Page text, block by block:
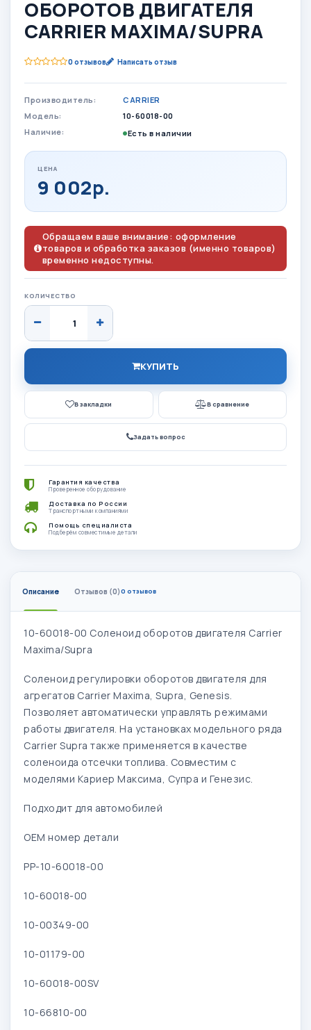
ОБОРОТОВ ДВИГАТЕЛЯ
CARRIER MAXIMA/SUPRA
0 отзывов Написать отзыв
Производитель:
CARRIER
Модель:
10-60018-00
Наличие:
Есть в наличии
ЦЕНА
9 002р.
Обращаем ваше внимание: оформление
товаров и обработка заказов (именно товаров)
временно недоступны.
КОЛИЧЕСТВО
КУПИТЬ
В закладки В сравнение
Задать вопрос
Гарантия качества
Проверенное оборудование
Доставка по России
Транспортными компаниями
Помощь специалиста
Подберём совместимые детали
Описание Отзывов (0)0 отзывов
10-60018-00 Соленоид оборотов двигателя Carrier
Maxima/Supra
Соленоид регулировки оборотов двигателя для
агрегатов Carrier Maxima, Supra, Genesis.
Позволяет автоматически управлять режимами
работы двигателя. На установках модельного ряда
Carrier Supra также применяется в качестве
соленоида отсечки топлива. Совместим с
моделями Кариер Максима, Супра и Генезис.
Подходит для автомобилей
OEM номер детали
PP-10-60018-00
10-60018-00
10-00349-00
10-01179-00
10-60018-00SV
10-66810-00